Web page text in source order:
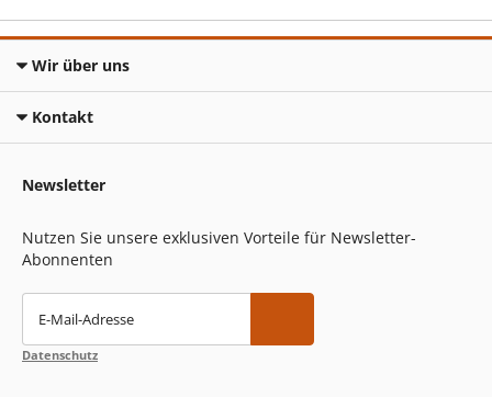
Wir über uns
Kontakt
Newsletter
Nutzen Sie unsere exklusiven Vorteile für Newsletter-
Abonnenten
E-Mail-Adresse
Datenschutz